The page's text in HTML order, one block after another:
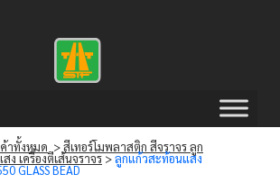
าทั้งหมด >สีเทอร์โมพลาสติก สีจราจร ลูก
ง เครื่องตีเส้นจราจร>ลูกแก้วสะท้อนแสง
GLASS BEAD